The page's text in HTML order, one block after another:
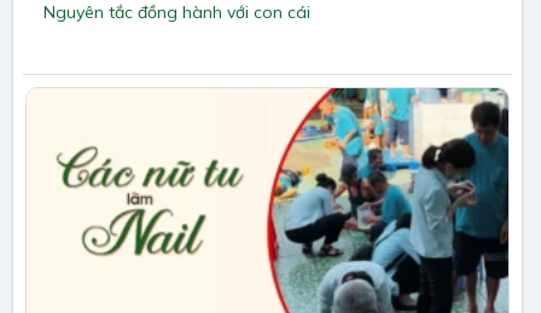
Nguyên tắc đồng hành với con cái